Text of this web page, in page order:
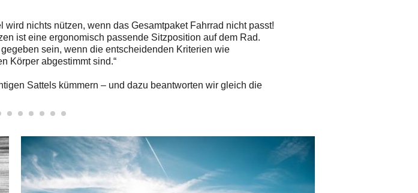
nichts nützen, wenn das Gesamtpaket Fahrrad nicht passt!
ist eine ergonomisch passende Sitzposition auf dem Rad.
sein, wenn die entscheidenden Kriterien wie
Körper abgestimmt sind.“
Sattels kümmern – und dazu beantworten wir gleich die